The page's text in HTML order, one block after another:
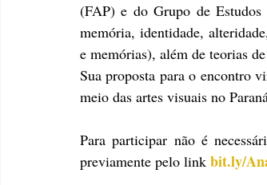
(FAP) e do Grupo de
memória, identidade,
e memórias), além de teorias
Sua proposta para o encontro
meio das artes visuais no
Para participar não é
previamente pelo link bit.ly/